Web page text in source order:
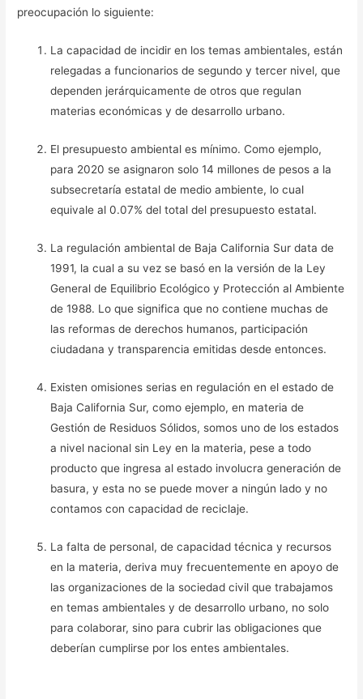
preocupación lo siguiente:
La capacidad de incidir en los temas ambientales, están
relegadas a funcionarios de segundo y tercer nivel, que
dependen jerárquicamente de otros que regulan
materias económicas y de desarrollo urbano.
El presupuesto ambiental es mínimo. Como ejemplo,
para 2020 se asignaron solo 14 millones de pesos a la
subsecretaría estatal de medio ambiente, lo cual
equivale al 0.07% del total del presupuesto estatal.
La regulación ambiental de Baja California Sur data de
1991, la cual a su vez se basó en la versión de la Ley
General de Equilibrio Ecológico y Protección al Ambiente
de 1988. Lo que significa que no contiene muchas de
las reformas de derechos humanos, participación
ciudadana y transparencia emitidas desde entonces.
Existen omisiones serias en regulación en el estado de
Baja California Sur, como ejemplo, en materia de
Gestión de Residuos Sólidos, somos uno de los estados
a nivel nacional sin Ley en la materia, pese a todo
producto que ingresa al estado involucra generación de
basura, y esta no se puede mover a ningún lado y no
contamos con capacidad de reciclaje.
La falta de personal, de capacidad técnica y recursos
en la materia, deriva muy frecuentemente en apoyo de
las organizaciones de la sociedad civil que trabajamos
en temas ambientales y de desarrollo urbano, no solo
para colaborar, sino para cubrir las obligaciones que
deberían cumplirse por los entes ambientales.